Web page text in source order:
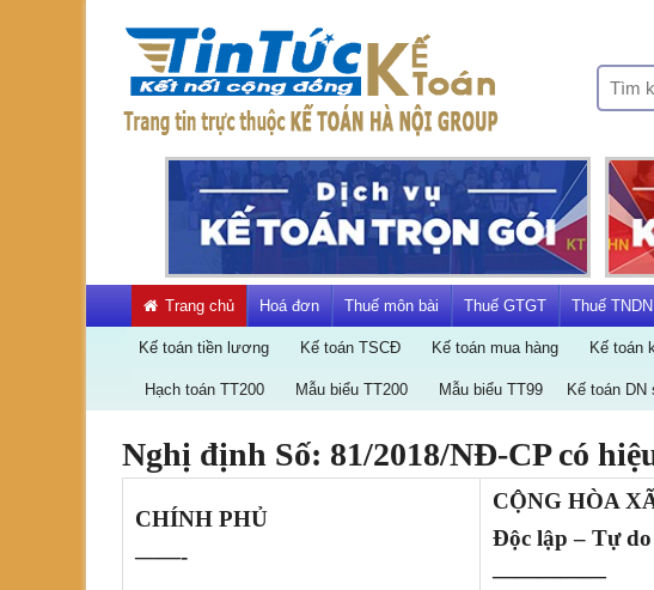
content
HÀ
NỘI
GROUP
toánTrang chủ Hoá đơn Thuế môn bài Thuế GTGT Thuế TNDN
Kế toán tiền lương Kế toán TSCĐ Kế toán mua hàng Kế toán
Hạch toán TT200 Mẫu biểu TT200 Mẫu biểu TT99 Kế toán DN
Bài
cập
Nghị định Số: 81/2018/NĐ-CP có
CHÍNH PHỦ
——-
CỘNG HÒA
Độc lập – Tự
—————